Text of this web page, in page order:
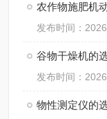
农作物施肥机
发布时间：
谷物干燥机的
发布时间：
物性测定仪的